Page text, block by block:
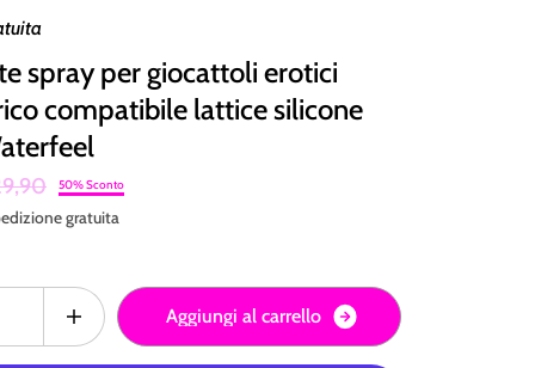
spray per giocattoli erotici
compatibile lattice silicone
50% Sconto
gratuita
Aggiungi al carrello